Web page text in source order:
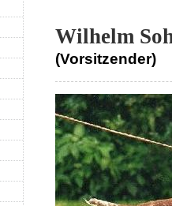
Wilhelm
(Vorsitzender)